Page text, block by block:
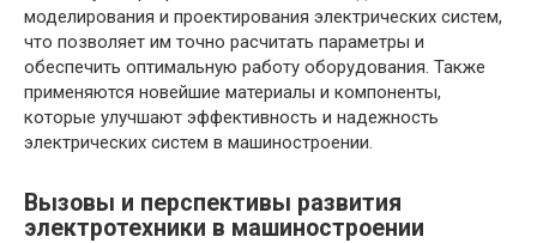
моделирования и проектирования электрических систем,
что позволяет им точно расчитать параметры и
обеспечить оптимальную работу оборудования. Также
применяются новейшие материалы и компоненты,
которые улучшают эффективность и надежность
электрических систем в машиностроении.
Вызовы и перспективы развития
электротехники в машиностроении